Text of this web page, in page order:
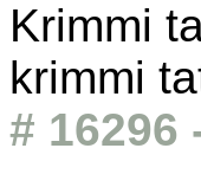
Krimmi
krimmi
# 16296